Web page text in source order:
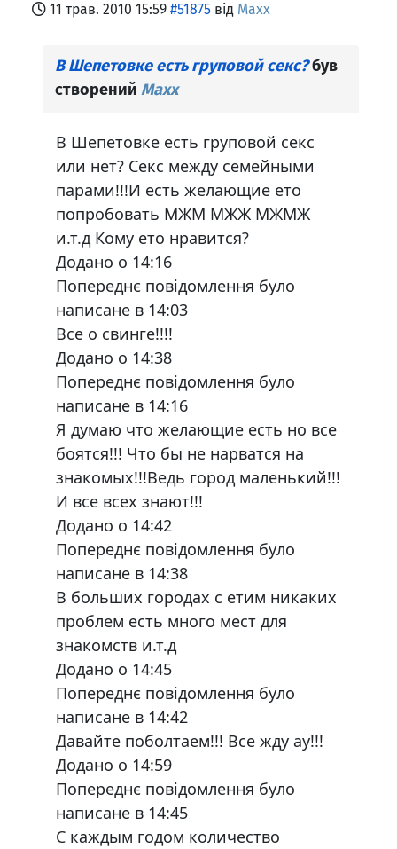
11 трав. 2010 15:59 #51875 від Maxx
В Шепетовке есть груповой секс?був
створений Maxx
В Шепетовке есть груповой секс
или нет? Секс между семейными
парами!!!И есть желающие ето
попробовать МЖМ МЖЖ МЖМЖ
и.т.д Кому ето нравится?
Додано о 14:16
Попереднє повідомлення було
написане в 14:03
Все о свинге!!!!
Додано о 14:38
Попереднє повідомлення було
написане в 14:16
Я думаю что желающие есть но все
боятся!!! Что бы не нарватся на
знакомых!!!Ведь город маленький!!!
И все всех знают!!!
Додано о 14:42
Попереднє повідомлення було
написане в 14:38
В больших городах с етим никаких
проблем есть много мест для
знакомств и.т.д
Додано о 14:45
Попереднє повідомлення було
написане в 14:42
Давайте поболтаем!!! Все жду ау!!!
Додано о 14:59
Попереднє повідомлення було
написане в 14:45
С каждым годом количество